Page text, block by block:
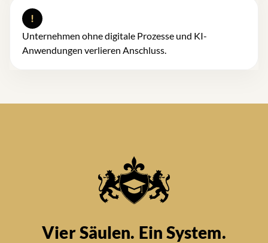
!
Unternehmen ohne digitale Prozesse und KI-
Anwendungen verlieren Anschluss.
Vier Säulen. Ein System.